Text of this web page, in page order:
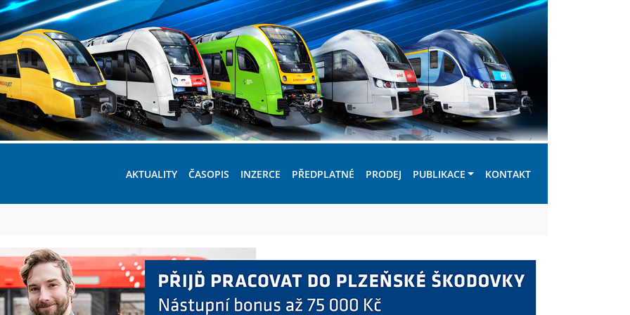
AKTUALITY ČASOPIS INZERCE PŘEDPLATNÉ PRODEJ PUBLIKACE KONTAKT